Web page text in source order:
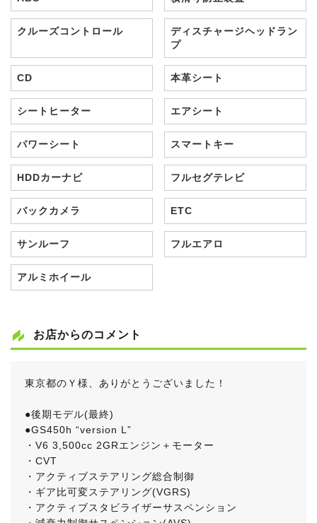
クルーズコントロール
ディスチャージヘッドラン
プ
CD 本革シート
シートヒーター エアシート
パワーシート スマートキー
HDDカーナビ フルセグテレビ
バックカメラ ETC
サンルーフ フルエアロ
アルミホイール
お店からのコメント
東京都のＹ様、ありがとうございました！
●後期モデル(最終)
●GS450h “version L”
・V6 3,500cc 2GRエンジン＋モーター
・CVT
・アクティブステアリング総合制御
・ギア比可変ステアリング(VGRS)
・アクティブスタビライザーサスペンション